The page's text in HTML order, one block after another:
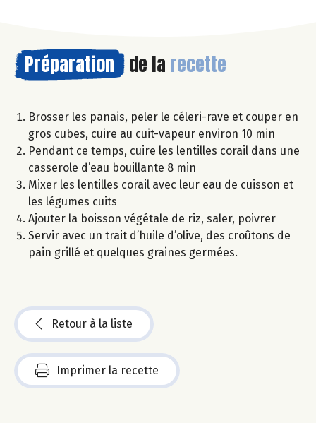
Préparation de la recette
Brosser les panais, peler le céleri-rave et couper en
gros cubes, cuire au cuit-vapeur environ 10 min
Pendant ce temps, cuire les lentilles corail dans une
casserole d’eau bouillante 8 min
Mixer les lentilles corail avec leur eau de cuisson et
les légumes cuits
Ajouter la boisson végétale de riz, saler, poivrer
Servir avec un trait d’huile d’olive, des croûtons de
pain grillé et quelques graines germées.
Retour à la liste
Imprimer la recette